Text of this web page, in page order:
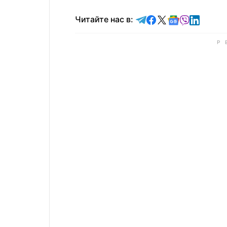
Читайте нас в: Читайте в Telegram
Читайте в
Читайте в X
Читайте в
Читайте